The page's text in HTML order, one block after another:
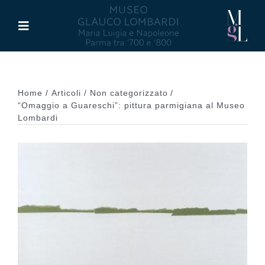
contenuto
Toggle
Maria Luigia d’Asburgo
Glauco Lombardi
Home Articoli
Non categorizzato
“Omaggio a Guareschi”: pittura parmigiana al Museo
Lombardi